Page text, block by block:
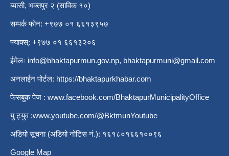
ब्यासी, भक्तपुर २ (साविक १०)
सम्पर्क फोन: +९७७ ०१ ६६१३९५७
फ्याक्स्: +९७७ ०१ ६६१३२०६
ईमेलः info@bhaktapurmun.gov.np, bhaktapurmuni@gmail.com
अनलाईन पोर्टल: https://bhaktapurkhabar.com
फेसबुक पेज : www.facebook.com/BhaktapurMunicipalityOffice
यु ट्युव :www.youtube.com/@BktmunYoutube
अडियो सूचना (अडियो नोटिस नं.): १६१८०१६६१००९६
Google Map